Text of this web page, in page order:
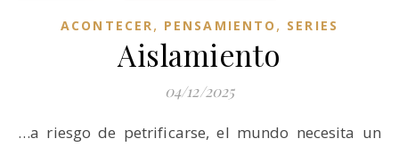
ACONTECER, PENSAMIENTO , SERIES
Aislamiento
04/12/2025
…a riesgo de petrificarse, el mundo necesita un